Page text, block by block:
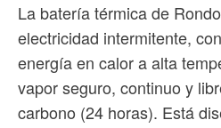
La batería térmica de
electricidad intermitente,
energía en calor a alta
vapor seguro, continuo y
carbono (24 horas). Está